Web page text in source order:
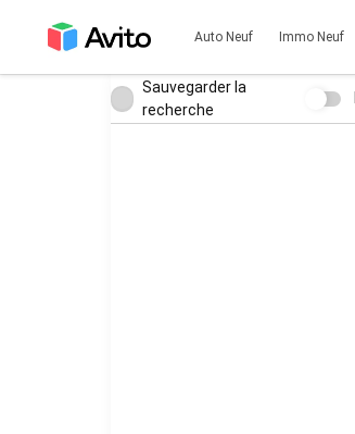
Auto Neuf Immo Neuf
Sauvegarder la
recherche